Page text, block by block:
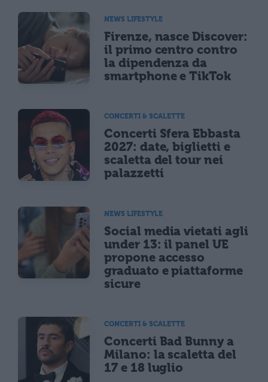
NEWS LIFESTYLE
Firenze, nasce Discover:
il primo centro contro
la dipendenza da
smartphone e TikTok
CONCERTI & SCALETTE
Concerti Sfera Ebbasta
2027: date, biglietti e
scaletta del tour nei
palazzetti
NEWS LIFESTYLE
Social media vietati agli
under 13: il panel UE
propone accesso
graduato e piattaforme
sicure
CONCERTI & SCALETTE
Concerti Bad Bunny a
Milano: la scaletta del
17 e 18 luglio